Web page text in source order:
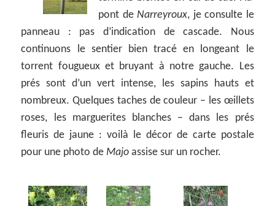
pont deNarreyroux, je consulte le
panneau : pas d’indication de cascade. Nous
continuons le sentier bien tracé en longeant le
torrent fougueux et bruyant à notre gauche. Les
prés sont d’un vert intense, les sapins hauts et
nombreux. Quelques taches de couleur – les œillets
roses, les marguerites blanches – dans les prés
fleuris de jaune : voilà le décor de carte postale
pour une photo de Majo assise sur un rocher.